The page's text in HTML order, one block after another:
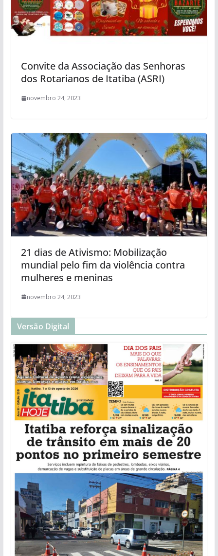
Convite da Associação das Senhoras
dos Rotarianos de Itatiba (ASRI)
novembro 24, 2023
21 dias de Ativismo: Mobilização
mundial pelo fim da violência contra
mulheres e meninas
novembro 24, 2023
Versão Digital